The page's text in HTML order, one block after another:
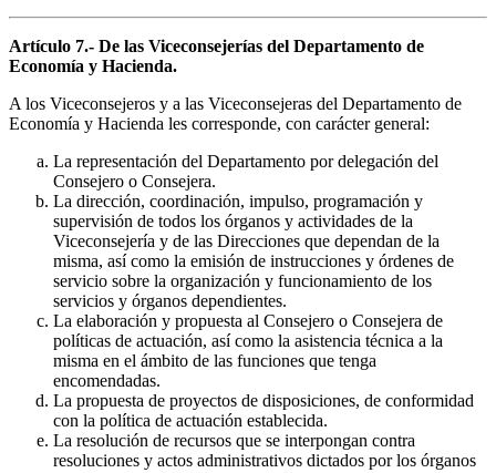
Artículo 7.- De las Viceconsejerías del Departamento de
Economía y Hacienda.
A los Viceconsejeros y a las Viceconsejeras del Departamento de
Economía y Hacienda les corresponde, con carácter general:
La representación del Departamento por delegación del
Consejero o Consejera.
La dirección, coordinación, impulso, programación y
supervisión de todos los órganos y actividades de la
Viceconsejería y de las Direcciones que dependan de la
misma, así como la emisión de instrucciones y órdenes de
servicio sobre la organización y funcionamiento de los
servicios y órganos dependientes.
La elaboración y propuesta al Consejero o Consejera de
políticas de actuación, así como la asistencia técnica a la
misma en el ámbito de las funciones que tenga
encomendadas.
La propuesta de proyectos de disposiciones, de conformidad
con la política de actuación establecida.
La resolución de recursos que se interpongan contra
resoluciones y actos administrativos dictados por los órganos